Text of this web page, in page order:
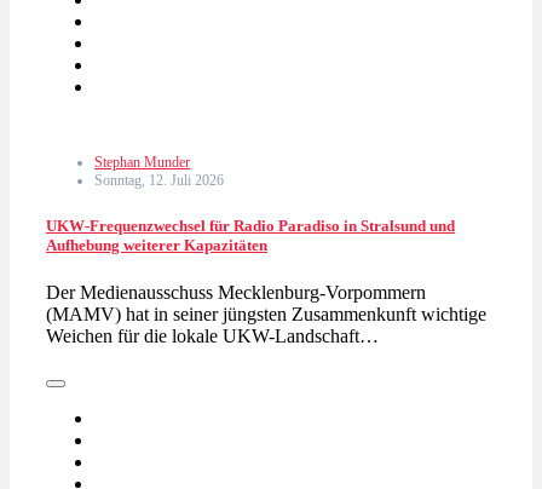
Stephan Munder
Sonntag, 12. Juli 2026
UKW-Frequenzwechsel für Radio Paradiso in Stralsund und
Aufhebung weiterer Kapazitäten
Der Medienausschuss Mecklenburg-Vorpommern
(MAMV) hat in seiner jüngsten Zusammenkunft wichtige
Weichen für die lokale UKW-Landschaft…